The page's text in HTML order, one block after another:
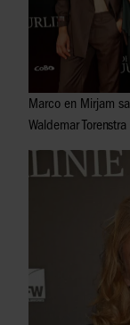
Marco en Mirjam
Waldemar